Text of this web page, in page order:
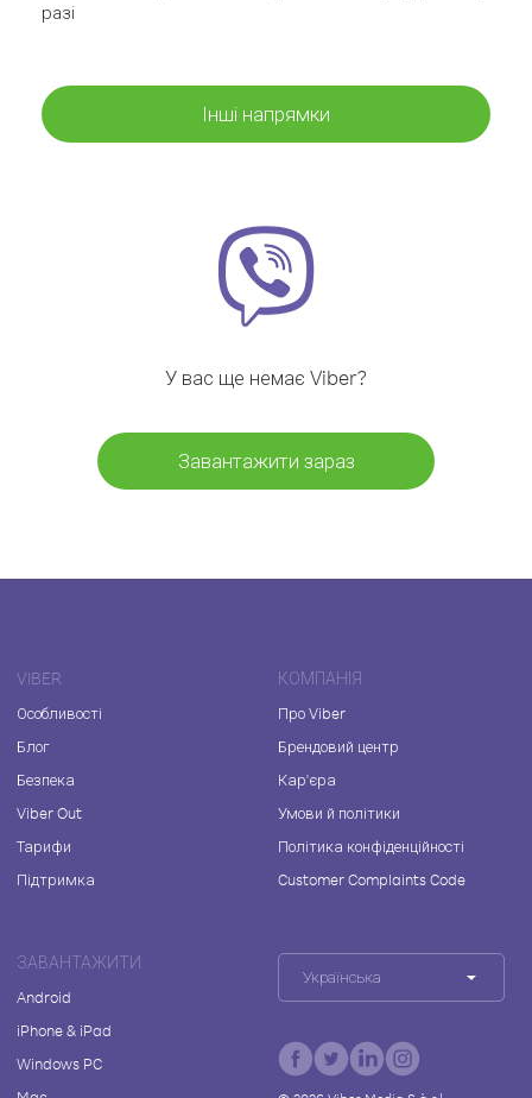
разі
Інші напрямки
У вас ще немає Viber?
Завантажити зараз
VIBER
Особливості
Блог
Безпека
Viber Out
Тарифи
Підтримка
КОМПАНІЯ
Про Viber
Брендовий центр
Кар'єра
Умови й політики
Політика конфіденційності
Customer Complaints Code
ЗАВАНТАЖИТИ
Android
iPhone & iPad
Windows PC
Українська